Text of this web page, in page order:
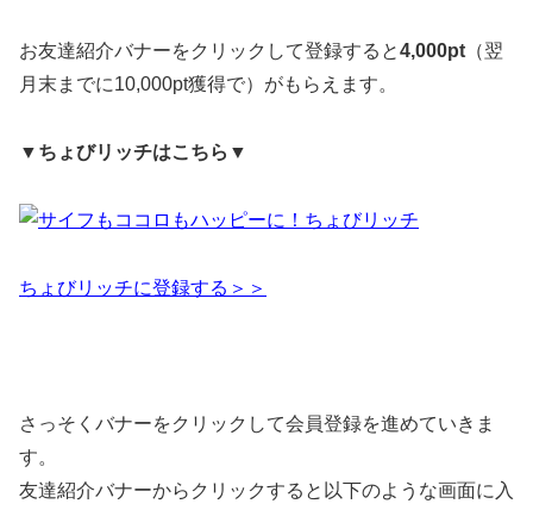
お友達紹介バナーをクリックして登録すると4,000pt （翌
月末までに10,000pt獲得で）がもらえます。
▼ちょびリッチはこちら▼
ちょびリッチに登録する＞＞
さっそくバナーをクリックして会員登録を進めていきま
す。
友達紹介バナーからクリックすると以下のような画面に入